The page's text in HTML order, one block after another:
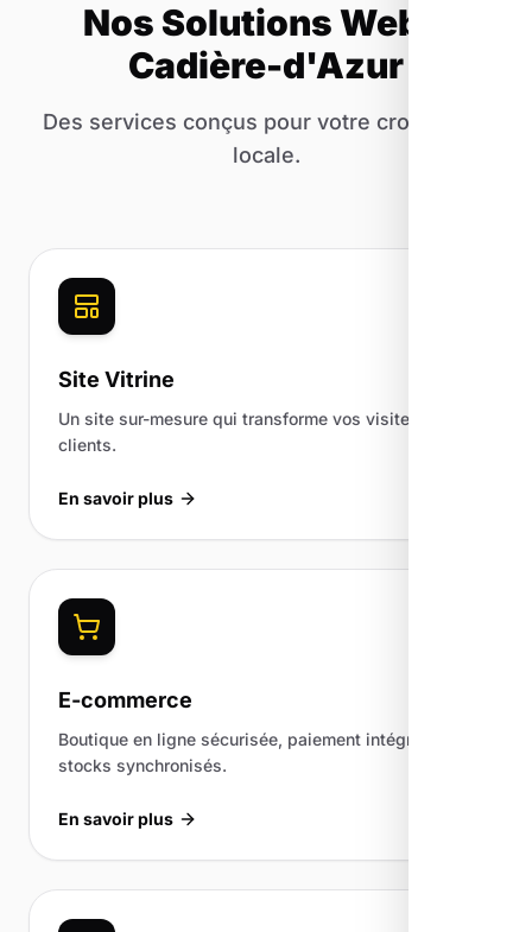
Nos Solutions Web à
Cadière-d'Azur
Des services conçus pour votre croissance
locale.
Site Vitrine
Un site sur-mesure qui transforme vos visiteurs en
clients.
En savoir plus
E-commerce
Boutique en ligne sécurisée, paiement intégré et
stocks synchronisés.
En savoir plus